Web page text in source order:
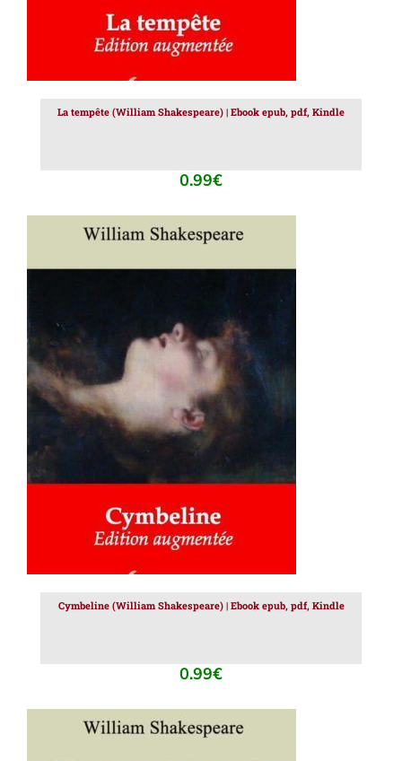
La tempête (William Shakespeare) | Ebook epub, pdf, Kindle
0.99€
AJOUTER AU PANIER / DÉTAILS
Cymbeline (William Shakespeare) | Ebook epub, pdf, Kindle
0.99€